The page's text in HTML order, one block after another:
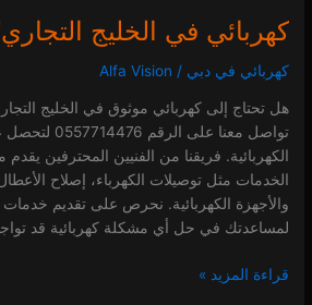
كهربائي في الخليج التجاري
كهربائي في دبي /
Alfa Vision
هل تحتاج إلى كهربائي موثوق في الخليج
تواصل معنا على
الكهربائية. فريقنا من الفنيين المحترفين
الخدمات مثل توصيلات الكهرباء، إصلاح
والأجهزة الكهربائية. نحرص على تقديم
لمساعدتك في حل أي مشكلة كهربائية قد
قراءة المزيد »